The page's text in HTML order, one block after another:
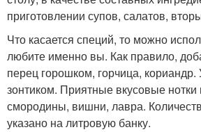
приготовлении супов, салатов,
Что касается специй, то можно
любите именно вы. Как правило,
перец горошком, горчица, кориандр.
зонтиком. Приятные вкусовые нотки
смородины, вишни, лавра.
указано на литровую банку.